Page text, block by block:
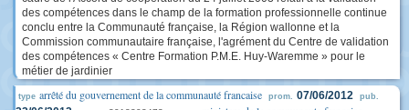
des compétences dans le champ de la formation professionnelle continue
conclu entre la Communauté française, la Région wallonne et la
Commission communautaire française, l'agrément du Centre de validation
des compétences « Centre Formation P.M.E. Huy-Waremme » pour le
métier de jardinier
type arrêté du gouvernement de la communauté francaise prom. 07/06/2012 pub.